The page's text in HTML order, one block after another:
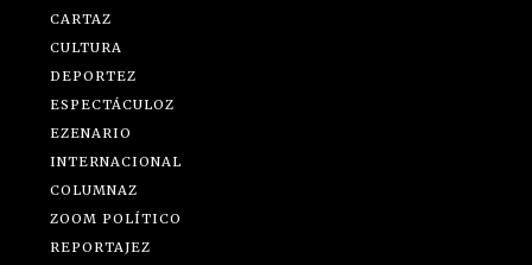
CARTAZ
CULTURA
DEPORTEZ
ESPECTÁCULOZ
EZENARIO
INTERNACIONAL
COLUMNAZ
ZOOM POLÍTICO
REPORTAJEZ